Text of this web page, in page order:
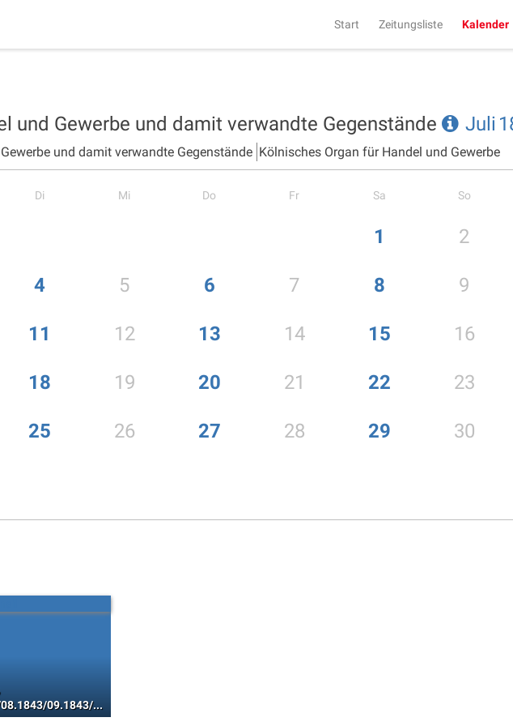
Start Zeitungsliste Kalender
und Gewerbe und damit verwandte Gegenstände Juli
und damit verwandte Gegenstände Kölnisches Organ für Handel und Gewerbe
Di Mi Do Fr Sa So
1 2
4 5 6 7 8 9
11 12 13 14 15 16
18 19 20 21 22 23
25 26 27 28 29 30
07.1843/08.1843/09.1843/10.1843/11.1843/12.1843